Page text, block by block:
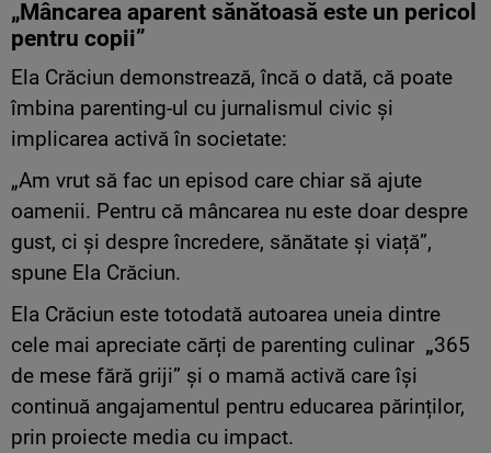
„Mâncarea aparent sănătoasă este un pericol
pentru copii”
Ela Crăciun demonstrează, încă o dată, că poate
îmbina parenting-ul cu jurnalismul civic și
implicarea activă în societate:
„Am vrut să fac un episod care chiar să ajute
oamenii. Pentru că mâncarea nu este doar despre
gust, ci și despre încredere, sănătate și viață”,
spune Ela Crăciun.
Ela Crăciun este totodată autoarea uneia dintre
cele mai apreciate cărți de parenting culinar „365
de mese fără griji” și o mamă activă care își
continuă angajamentul pentru educarea părinților,
prin proiecte media cu impact.